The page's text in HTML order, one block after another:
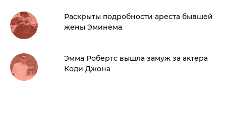
Раскрыты подробности ареста бывшей
жены Эминема
Эмма Робертс вышла замуж за актера
Коди Джона